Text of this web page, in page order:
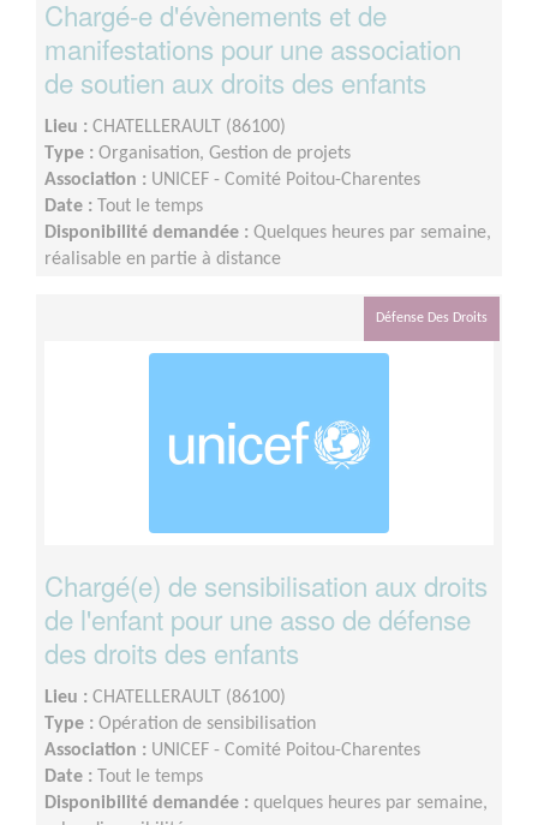
Chargé-e d'évènements et de
manifestations pour une association
de soutien aux droits des enfants
Lieu : CHATELLERAULT (86100)
Type : Organisation, Gestion de projets
Association : UNICEF - Comité Poitou-Charentes
Date :
Tout le temps
Disponibilité demandée : Quelques heures par semaine,
réalisable en partie à distance
Défense Des Droits
Chargé(e) de sensibilisation aux droits
de l'enfant pour une asso de défense
des droits des enfants
Lieu : CHATELLERAULT (86100)
Type : Opération de sensibilisation
Association : UNICEF - Comité Poitou-Charentes
Date :
Tout le temps
Disponibilité demandée : quelques heures par semaine,